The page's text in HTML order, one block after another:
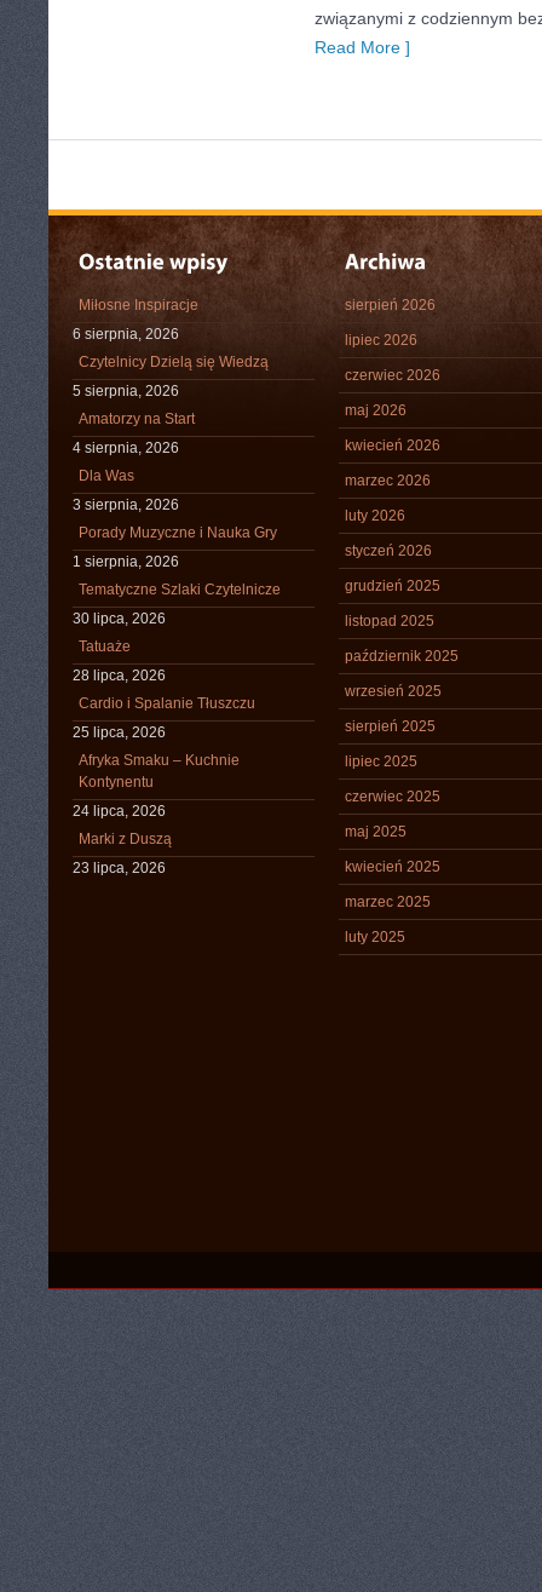
związanymi z codziennym
Read More ]
Miłosne Inspiracje
6 sierpnia, 2026
Czytelnicy Dzielą się Wiedzą
5 sierpnia, 2026
Amatorzy na Start
4 sierpnia, 2026
Dla Was
3 sierpnia, 2026
Porady Muzyczne i Nauka Gry
1 sierpnia, 2026
Tematyczne Szlaki Czytelnicze
30 lipca, 2026
Tatuaże
28 lipca, 2026
Cardio i Spalanie Tłuszczu
25 lipca, 2026
Afryka Smaku – Kuchnie
Kontynentu
24 lipca, 2026
Marki z Duszą
23 lipca, 2026
sierpień 2026
lipiec 2026
czerwiec 2026
maj 2026
kwiecień 2026
marzec 2026
luty 2026
styczeń 2026
grudzień 2025
listopad 2025
październik 2025
wrzesień 2025
sierpień 2025
lipiec 2025
czerwiec 2025
maj 2025
kwiecień 2025
marzec 2025
luty 2025